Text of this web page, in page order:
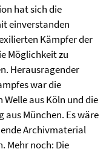
hat sich die
einverstanden
Kämpfer der
Möglichkeit zu
Herausragender
war die
aus Köln und die
München. Es wäre
Archivmaterial
Mehr noch: Die